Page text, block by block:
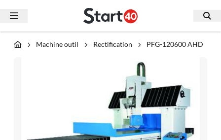
Machine outil Rectification PFG-120600 AHD